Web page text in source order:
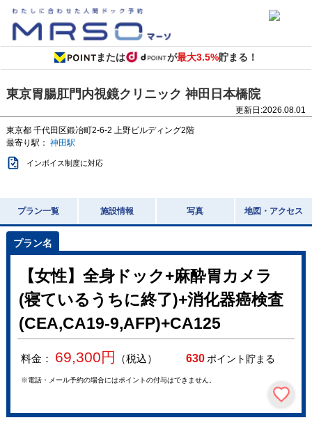
または が最大3.5%貯まる！
東京胃腸肛門内視鏡クリニック 神田日本橋院
更新日:2026.08.01
東京都 千代田区鍛冶町2-6-2 上野ビルディング2階
最寄り駅： 神田駅
インボイス制度に対応
プラン一覧 施設情報 写真 地図・アクセス
【女性】全身ドック+麻酔胃カメラ
(寝ているうちに終了)+消化器癌検査
(CEA,CA19-9,AFP)+CA125
料金： 69,300円 （税込） 630ポイント貯まる
※電話・メール予約の場合にはポイントの付与はできません。